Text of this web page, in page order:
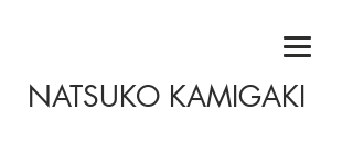
NATSUKO KAMIGAKI